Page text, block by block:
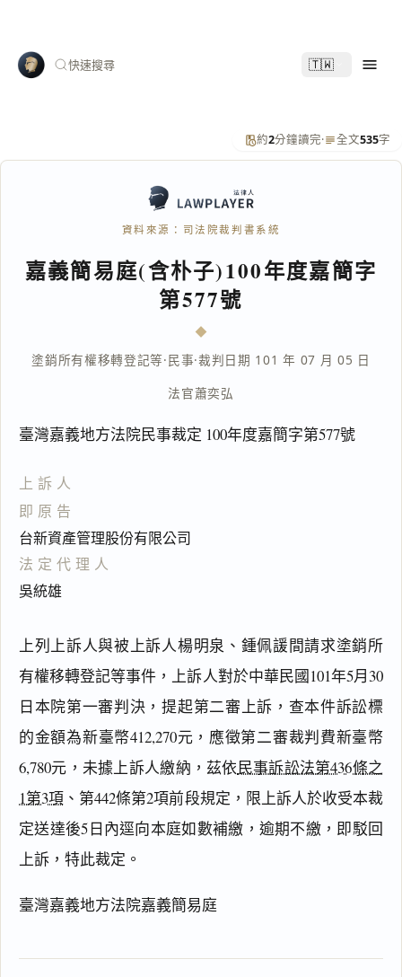
快速搜尋 🇹🇼
約2分鐘讀完· 全文535字
資料來源：司法院裁判書系統
嘉義簡易庭(含朴子)100年度嘉簡字
第577號
塗銷所有權移轉登記等·民事·裁判日期 101 年 07 月 05 日
法官蕭奕弘
臺灣嘉義地方法院民事裁定 100年度嘉簡字第577號
上訴人
即原告
台新資產管理股份有限公司
法定代理人
吳統雄
上列上訴人與被上訴人楊明泉、鍾佩諼間請求塗銷所
有權移轉登記等事件，上訴人對於中華民國101年5月30
日本院第一審判決，提起第二審上訴，查本件訴訟標
的金額為新臺幣412,270元，應徵第二審裁判費新臺幣
6,780元，未據上訴人繳納，茲依民事訴訟法第436條之
1第3項 、第442條第2項前段規定，限上訴人於收受本裁
定送達後5日內逕向本庭如數補繳，逾期不繳，即駁回
上訴，特此裁定。
臺灣嘉義地方法院嘉義簡易庭
閱讀 研究